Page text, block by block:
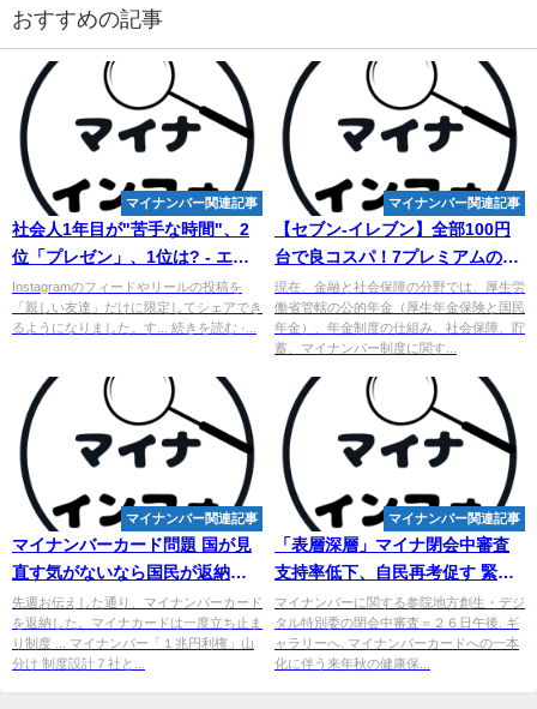
おすすめの記事
マイナンバー関連記事
社会人1年目が"苦手な時間"、2
位「プレゼン」、1位は? - エキ
サイト
Instagramのフィードやリールの投稿を
「親しい友達」だけに限定してシェアでき
るようになりました。す... 続きを読む ·...
マイナンバー関連記事
【セブン-イレブン】全部100円
台で良コスパ！7プレミアムの新
作和スイーツ3選！「水わらび ...
現在、金融と社会保障の分野では、厚生労
働省管轄の公的年金（厚生年金保険と国民
年金）、年金制度の仕組み、社会保障、貯
蓄、マイナンバー制度に関す...
マイナンバー関連記事
マイナンバーカード問題 国が見
直す気がないなら国民が返納運
動を起こすしかない
先週お伝えした通り、マイナンバーカード
を返納した。マイナカードは一度立ち止ま
り制度 ... マイナンバー「１兆円利権」山
分け 制度設計７社と...
マイナンバー関連記事
「表層深層」マイナ閉会中審査
支持率低下、自民再考促す 緊張
感見えない河野氏 - 東奥日報
マイナンバーに関する参院地方創生・デジ
タル特別委の閉会中審査＝２６日午後. ギ
ャラリーへ. マイナンバーカードへの一本
化に伴う来年秋の健康保...